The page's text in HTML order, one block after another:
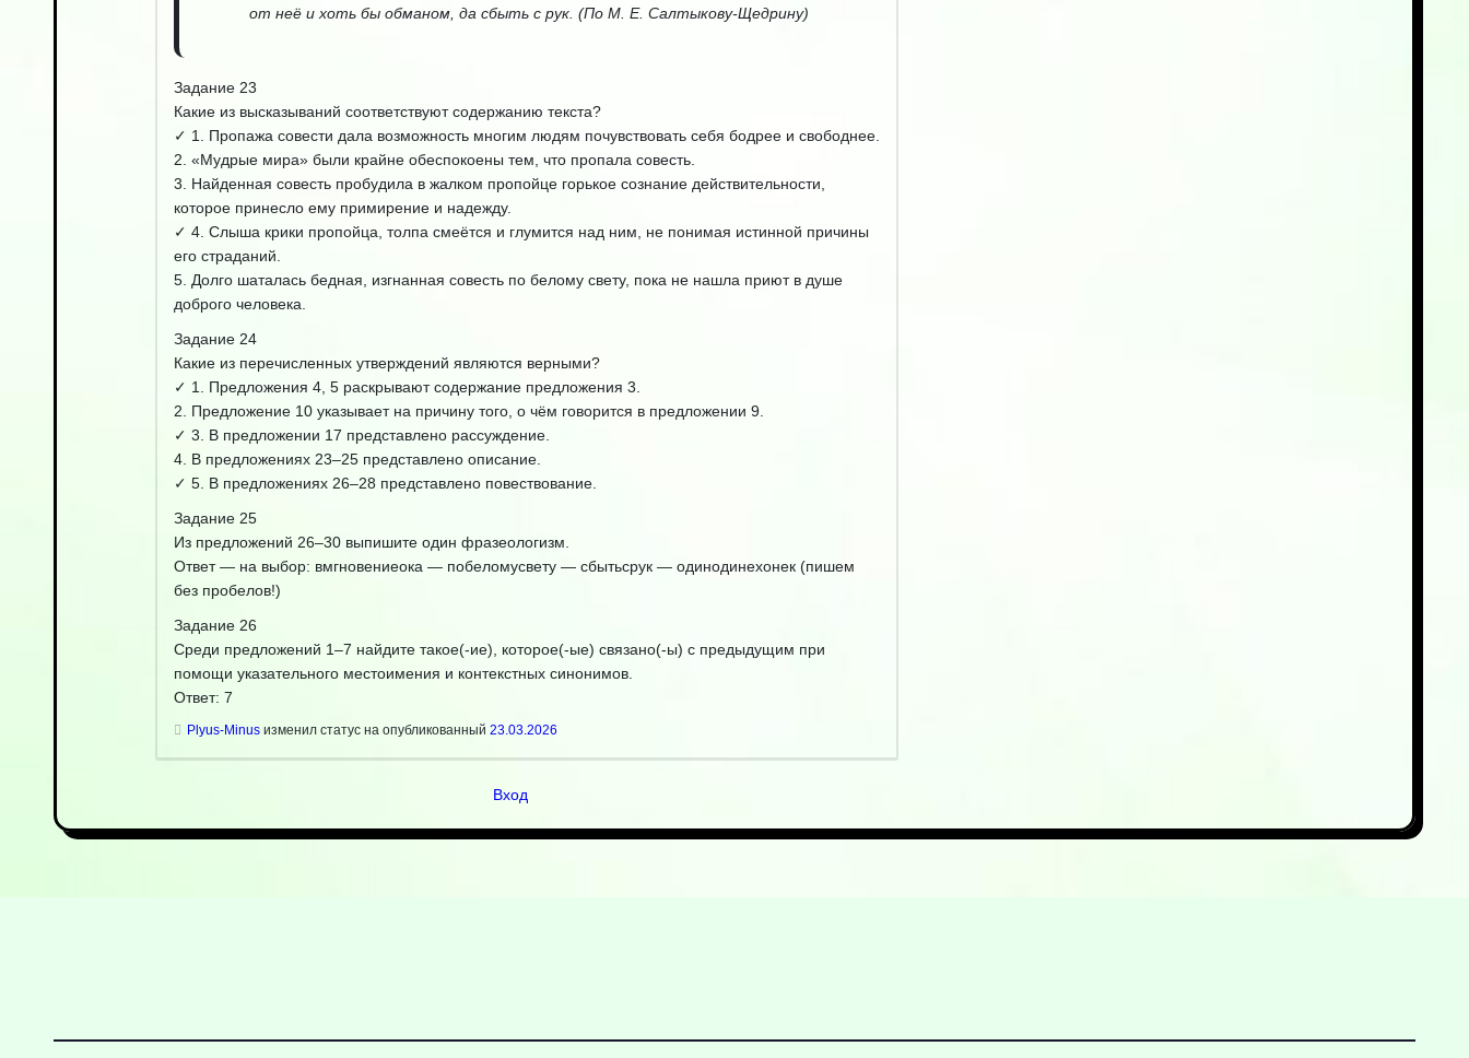
от неё и хоть бы обманом, да сбыть с рук. (По М. Е. Салтыкову-Щедрину)
Задание 23
Какие из высказываний соответствуют содержанию текста?
✓ 1. Пропажа совести дала возможность многим людям почувствовать себя бодрее и свободнее.
2. «Мудрые мира» были крайне обеспокоены тем, что пропала совесть.
3. Найденная совесть пробудила в жалком пропойце горькое сознание действительности,
которое принесло ему примирение и надежду.
✓ 4. Слыша крики пропойца, толпа смеётся и глумится над ним, не понимая истинной причины
его страданий.
5. Долго шаталась бедная, изгнанная совесть по белому свету, пока не нашла приют в душе
доброго человека.
Задание 24
Какие из перечисленных утверждений являются верными?
✓ 1. Предложения 4, 5 раскрывают содержание предложения 3.
2. Предложение 10 указывает на причину того, о чём говорится в предложении 9.
✓ 3. В предложении 17 представлено рассуждение.
4. В предложениях 23–25 представлено описание.
✓ 5. В предложениях 26–28 представлено повествование.
Задание 25
Из предложений 26–30 выпишите один фразеологизм.
Ответ — на выбор: вмгновениеока — побеломусвету — сбытьсрук — одинодинехонек (пишем
без пробелов!)
Задание 26
Среди предложений 1–7 найдите такое(-ие), которое(-ые) связано(-ы) с предыдущим при
помощи указательного местоимения и контекстных синонимов.
Ответ: 7
Plyus-Minus изменил статус на опубликованный 23.03.2026
Вход